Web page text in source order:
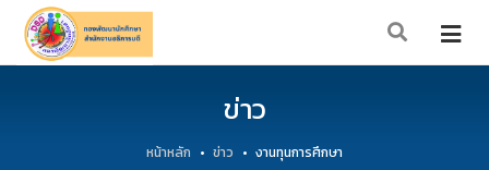
ข่าว
หน้าหลัก ข่าว งานทุนการศึกษา